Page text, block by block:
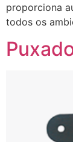
proporciona
todos os